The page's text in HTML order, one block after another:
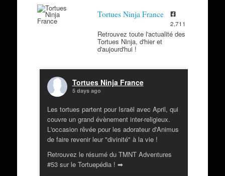
Tortues Ninja France
2,711
Retrouvez toute l'actualité des
Tortues Ninja, d'hier et
d'aujourd'hui !
Tortues Ninja France
5 days ago
Les tortues partent pour Israël avec April, qui
couvre un grand évènement inter-religieux.
L'occasion rêvée pour les adorateur d'Animus
de faire revenir leur "divinité" à la vie !
Retrouvez le résumé du TMNT Adventures
#53 sur le Tortuepédia ! ➡